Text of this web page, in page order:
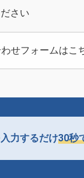
さい
せフォームはこ
力するだけ30秒